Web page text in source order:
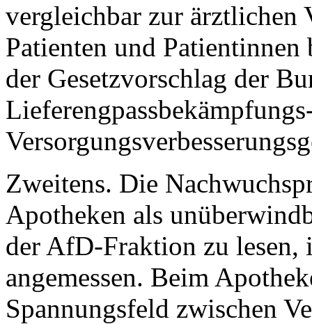
vergleichbar zur ärztlichen
Patienten und Patientinnen
der Gesetzvorschlag der
Zweitens. Die
Apotheken als
der AfD-Fraktion zu lesen,
angemessen. Beim
Spannungsfeld zwischen